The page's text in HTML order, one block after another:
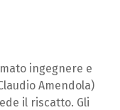
ingegnere e
Amendola)
il riscatto. Gli